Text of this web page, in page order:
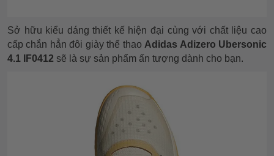
Sở hữu kiểu dáng thiết kế hiện đại cùng với chất liệu cao
cấp chắn hẳn đôi giày thể thao Adidas Adizero Ubersonic
4.1 IF0412 sẽ là sự sản phẩm ấn tượng dành cho bạn.